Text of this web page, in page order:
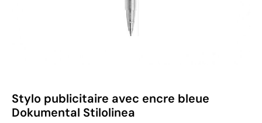
Stylo publicitaire avec encre bleue
Dokumental Stilolinea